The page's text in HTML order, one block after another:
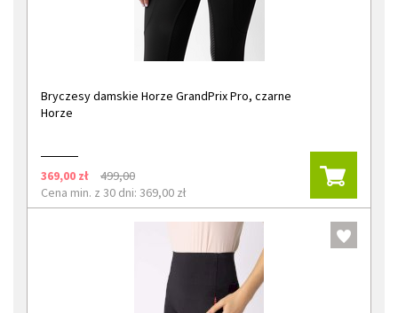
Bryczesy damskie Horze GrandPrix Pro, czarne
Horze
369,00 zł
499,00
Cena min. z 30 dni: 369,00 zł